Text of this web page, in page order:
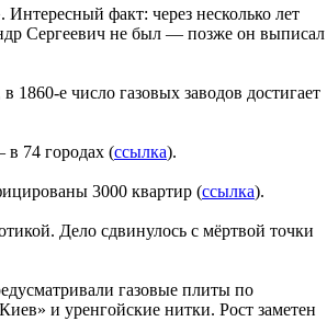
факт: через несколько лет
Сергеевич не был — позже он выписал
е число газовых заводов достигает
в 74 городах (ссылка).
3000 квартир (ссылка).
Дело сдвинулось с мёртвой точки
газовые плиты по
и уренгойские нитки. Рост заметен